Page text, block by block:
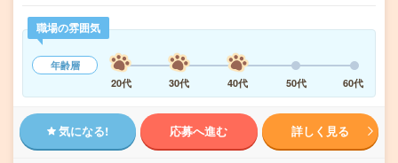
職場の雰囲気
年齢層
20代
30代 40代 50代 60代
気になる! 応募へ進む 詳しく見る